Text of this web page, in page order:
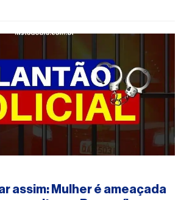
assim: Mulher é ameaçada